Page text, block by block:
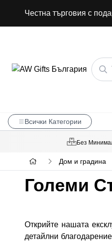
Честна търговия с
Всички Категории
Без
Дом и градина
Големи
Открийте нашата
детайлни